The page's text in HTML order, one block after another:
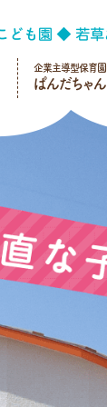
企業主導型保育園
ぱんだちゃん